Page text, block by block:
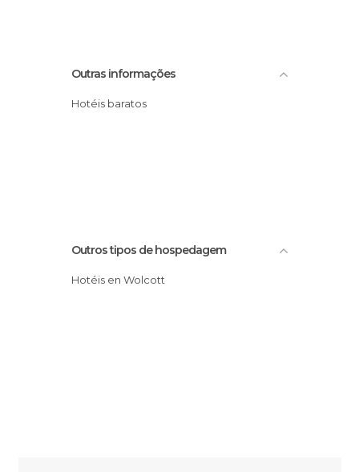
Outras informações
Hotéis baratos
Outros tipos de hospedagem
Hotéis en Wolcott